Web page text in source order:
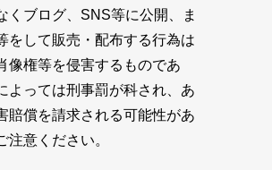
くブログ、SNS等に公開、ま
をして販売・配布する行為は
像権等を侵害するものであ
よっては刑事罰が科され、あ
賠償を請求される可能性があ
注意ください。